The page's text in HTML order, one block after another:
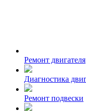
Ремонт двигателя
Диагностика
Ремонт подвески